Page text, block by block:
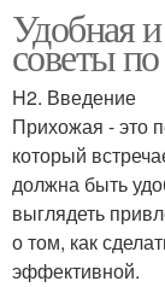
Удобная
советы
H2. Введение
Прихожая - это
который
должна быть
выглядеть
о том, как
эффективной.